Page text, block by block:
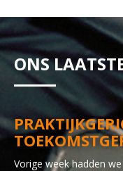
ONS
Vorige week hadden